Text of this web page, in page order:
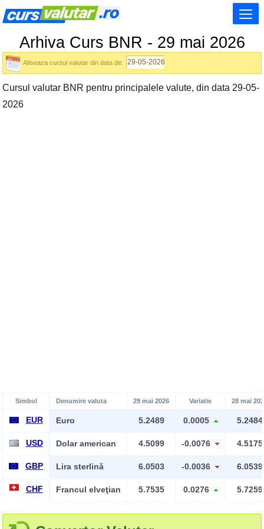
Arhiva Curs BNR - 29 mai 2026
Afiseaza cursul valutar din data de:
Cursul valutar BNR pentru principalele valute, din data 29-05-
2026
Simbol Denumire valuta 29 mai 2026 Variatie 28 mai
EUR Euro 5.2489 0.0005 5.2484
USD Dolar american 4.5099 -0.0076 4.5175
GBP Lira sterlină 6.0503 -0.0036 6.0539
CHF Francul elveţian 5.7535 0.0276 5.7259